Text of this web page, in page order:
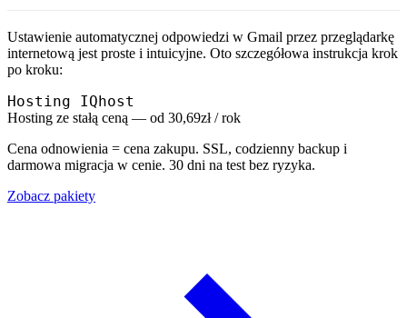
Ustawienie automatycznej odpowiedzi w Gmail przez przeglądarkę
internetową jest proste i intuicyjne. Oto szczegółowa instrukcja krok
po kroku:
Hosting IQhost
Hosting ze stałą ceną — od 30,69zł / rok
Cena odnowienia = cena zakupu. SSL, codzienny backup i
darmowa migracja w cenie. 30 dni na test bez ryzyka.
Zobacz pakiety